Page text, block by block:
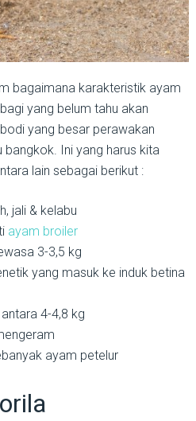
bagaimana karakteristik ayam
yang belum tahu akan
yang besar perawakan
Ini yang harus kita
lain sebagai berikut :
jali & kelabu
ayam broiler
3-3,5 kg
yang masuk ke induk betina
4-4,8 kg
ayam petelur